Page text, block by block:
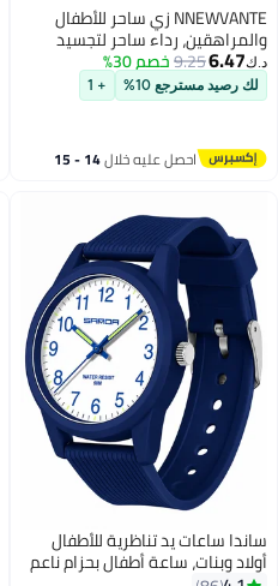
NNEWVANTE زي ساحر للأطفال
والمراهقين، رداء ساحر لتجسيد
الأدوار للأولاد والبنات، حفلات ذات
طابع خاص، M(8Y-12Y)
د.ك‏6.47
9.25خصم 30%
لك رصيد مسترجع 10% + 1
احصل عليه خلال 14 - 15
ساندا ساعات يد تناظرية للأطفال
أولاد وبنات، ساعة أطفال بحزام ناعم